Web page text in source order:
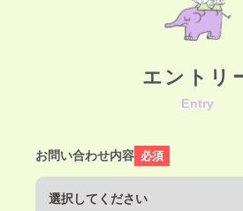
エントリ
お問い合わせ内容 必須